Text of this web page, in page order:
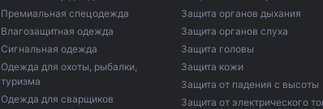
Премиальная спецодежда
Влагозащитная одежда
Сигнальная одежда
Одежда для охоты, рыбалки,
туризма
Одежда для сварщиков
Защита органов дыхания
Защита органов слуха
Защита головы
Защита кожи
Защита от падения с высоты
Защита от электрического